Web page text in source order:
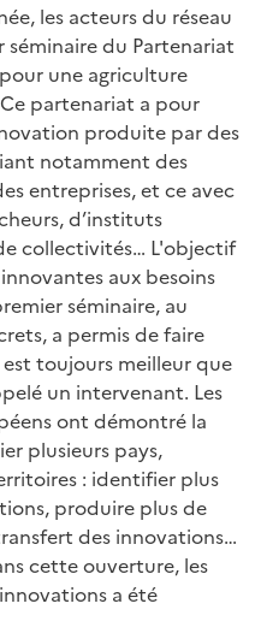
les acteurs du réseau
du Partenariat
une agriculture
partenariat a pour
produite par des
notamment des
entreprises, et ce avec
d’instituts
collectivités… L'objectif
aux besoins
séminaire, au
a permis de faire
est toujours meilleur que
un intervenant. Les
ont démontré la
plusieurs pays,
: identifier plus
produire plus de
des innovations…
cette ouverture, les
a été